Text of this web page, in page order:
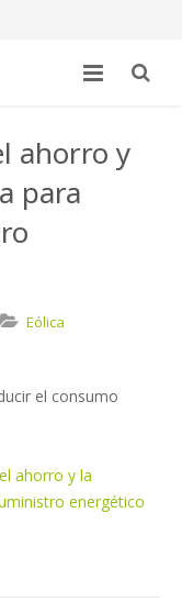
ahorro y
para
Eólica
el consumo
ahorro y la
energético